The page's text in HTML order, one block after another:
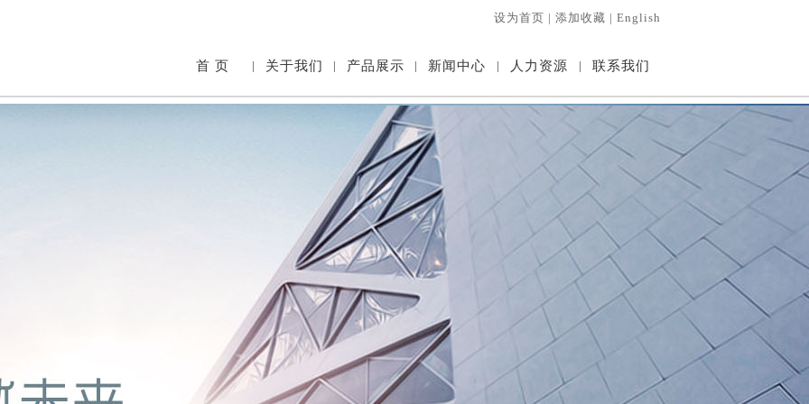
设为首页 | 添加收藏 | English
首 页 | 关于我们 | 产品展示 | 新闻中心 | 人力资源 | 联系我们